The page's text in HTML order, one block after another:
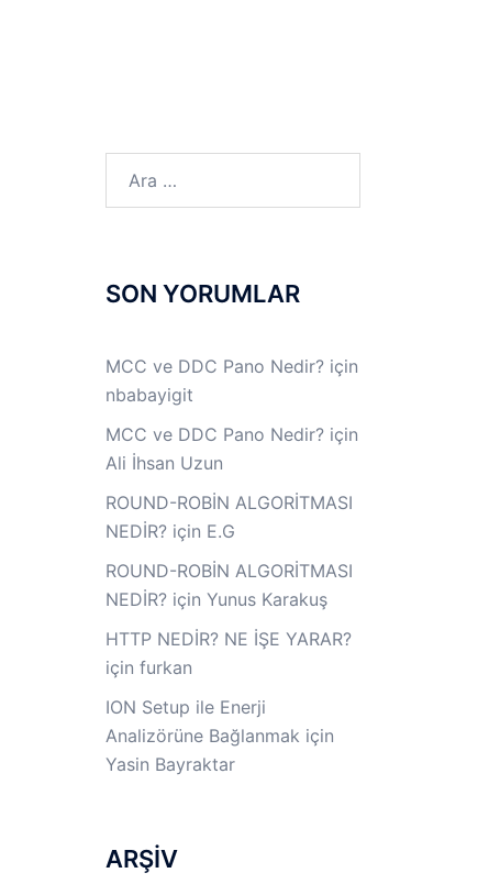
SON YORUMLAR
MCC ve DDC Pano Nedir?için
nbabayigit
MCC ve DDC Pano Nedir?için
Ali İhsan Uzun
ROUND-ROBİN ALGORİTMASI
NEDİR?için E.G
ROUND-ROBİN ALGORİTMASI
NEDİR?için Yunus Karakuş
HTTP NEDİR? NE İŞE YARAR?
için furkan
ION Setup ile Enerji
Analizörüne Bağlanmak için
Yasin Bayraktar
ARŞİV